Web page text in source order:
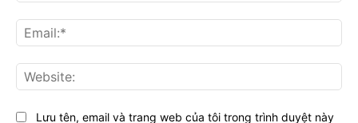
Lưu tên, email và trang web của tôi trong trình duyệt này